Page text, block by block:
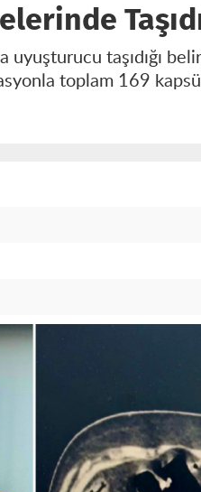
uyuşturucu taşıdığı
toplam 169